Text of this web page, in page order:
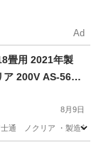
Ad
畳用 2021年製
200V AS-560C
料 ! !
8月9日
通 ノクリア ・製造